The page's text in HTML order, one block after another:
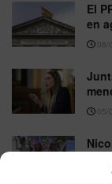
El
en
06/
05/